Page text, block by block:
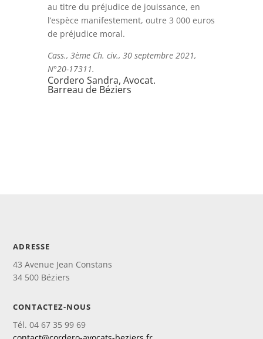
au titre du préjudice de jouissance, en
l’espèce manifestement, outre 3 000 euros
de préjudice moral.
Cass., 3ème Ch. civ., 30 septembre 2021,
N°20-17311.
Cordero Sandra, Avocat.
Barreau de Béziers
ADRESSE
43 Avenue Jean Constans
34 500 Béziers
CONTACTEZ-NOUS
Tél. 04 67 35 99 69